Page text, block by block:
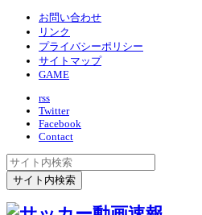
お問い合わせ
リンク
プライバシーポリシー
サイトマップ
GAME
rss
Twitter
Facebook
Contact